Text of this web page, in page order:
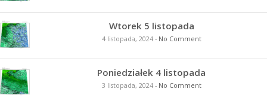
Wtorek 5 listopada
4 listopada, 2024- No Comment
Poniedziałek 4 listopada
3 listopada, 2024- No Comment